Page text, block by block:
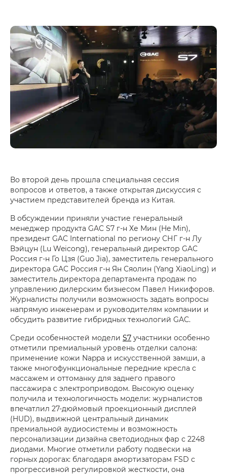
Во второй день прошла специальная сессия
вопросов и ответов, а также открытая дискуссия с
участием представителей бренда из Китая.
В обсуждении приняли участие генеральный
менеджер продукта GAC S7 г-н Хе Мин (He Min),
президент GAC International по региону СНГ г-н Лу
Вэйцун (Lu Weicong), генеральный директор GAC
Россия г-н Го Цзя (Guo Jia), заместитель генерального
директора GAC Россия г-н Ян Сяолин (Yang XiaoLing) и
заместитель директора департамента продаж по
управлению дилерским бизнесом Павел Никифоров.
Журналисты получили возможность задать вопросы
напрямую инженерам и руководителям компании и
обсудить развитие гибридных технологий GAC.
Среди особенностей модели S7 участники особенно
отметили премиальный уровень отделки салона:
применение кожи Nappa и искусственной замши, а
также многофункциональные передние кресла с
массажем и оттоманку для заднего правого
пассажира с электроприводом. Высокую оценку
получила и технологичность модели: журналистов
впечатлил 27-дюймовый проекционный дисплей
(HUD), выдвижной центральный динамик
премиальной аудиосистемы и возможность
персонализации дизайна светодиодных фар с 2248
диодами. Многие отметили работу подвески на
горных дорогах: благодаря амортизаторам FSD с
прогрессивной регулировкой жесткости, она